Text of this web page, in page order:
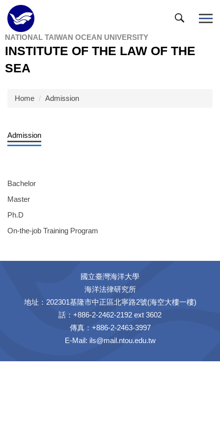
Jump
to
the
main
content
NATIONAL TAIWAN OCEAN UNIVERSITY
INSTITUTE OF THE LAW OF THE
SEA
Home Admission
Admission
Bachelor
Master
Ph.D
On-the-job Training Program
國立臺灣海洋大學
海洋法律研究所
地址：202301基隆市中正區北寧路2號(海空大樓一樓)
話：+886-2-2462-2192 ext 3602
傳真：+886-2-2463-3997
E-Mail: ils@mail.ntou.edu.tw